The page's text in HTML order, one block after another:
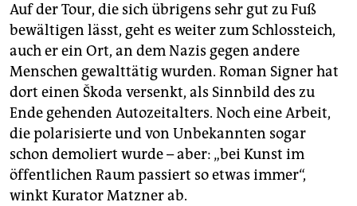
Auf der Tour, die sich übrigens sehr gut zu Fuß
bewältigen lässt, geht es weiter zum Schlossteich,
auch er ein Ort, an dem Nazis gegen andere
Menschen gewalttätig wurden. Roman Signer hat
dort einen Škoda versenkt, als Sinnbild des zu
Ende gehenden Autozeitalters. Noch eine Arbeit,
die polarisierte und von Unbekannten sogar
schon demoliert wurde – aber: „bei Kunst im
öffentlichen Raum passiert so etwas immer“,
winkt Kurator Matzner ab.